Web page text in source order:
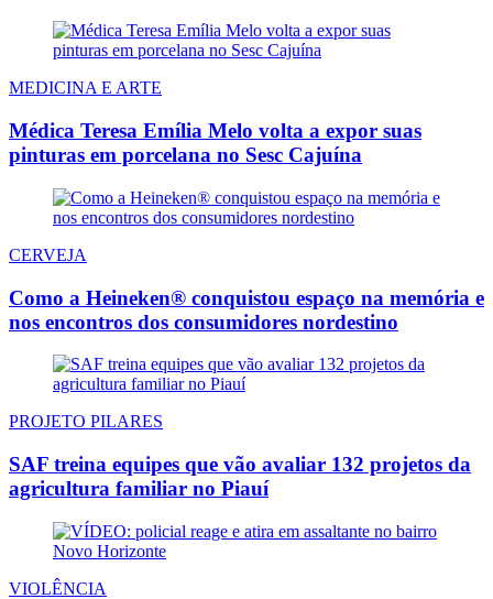
MEDICINA E ARTE
Médica Teresa Emília Melo volta a expor suas
pinturas em porcelana no Sesc Cajuína
CERVEJA
Como a Heineken® conquistou espaço na memória e
nos encontros dos consumidores nordestino
PROJETO PILARES
SAF treina equipes que vão avaliar 132 projetos da
agricultura familiar no Piauí
VIOLÊNCIA